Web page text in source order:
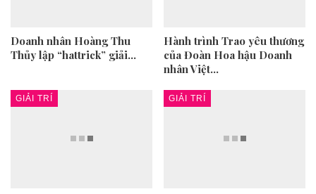
nhân Hoàng Thu
lập “hattrick” giải…
Hành trình Trao yêu thương
của Đoàn Hoa hậu Doanh
nhân Việt…
GIẢI TRÍ GIẢI TRÍ